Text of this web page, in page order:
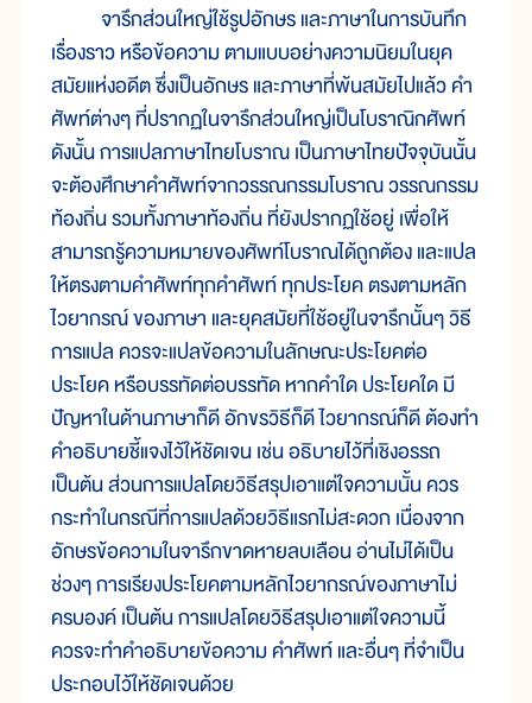
จารึกส่วนใหญ่ใช้รูปอักษร และภาษาในการบันทึก
เรื่องราว หรือข้อความ ตามแบบอย่างความนิยมในยุค
สมัยแห่งอดีต ซึ่งเป็นอักษร และภาษาที่พ้นสมัยไปแล้ว คำ
ศัพท์ต่างๆ ที่ปรากฏในจารึกส่วนใหญ่เป็นโบราณิกศัพท์
ดังนั้น การแปลภาษาไทยโบราณ เป็นภาษาไทยปัจจุบันนั้น
จะต้องศึกษาคำศัพท์จากวรรณกรรมโบราณ วรรณกรรม
ท้องถิ่น รวมทั้งภาษาท้องถิ่น ที่ยังปรากฏใช้อยู่ เพื่อให้
สามารถรู้ความหมายของศัพท์โบราณได้ถูกต้อง และแปล
ให้ตรงตามคำศัพท์ทุกคำศัพท์ ทุกประโยค ตรงตามหลัก
ไวยากรณ์ ของภาษา และยุคสมัยที่ใช้อยู่ในจารึกนั้นๆ วิธี
การแปล ควรจะแปลข้อความในลักษณะประโยคต่อ
ประโยค หรือบรรทัดต่อบรรทัด หากคำใด ประโยคใด มี
ปัญหาในด้านภาษาก็ดี อักขรวิธีก็ดี ไวยากรณ์ก็ดี ต้องทำ
คำอธิบายชี้แจงไว้ให้ชัดเจน เช่น อธิบายไว้ที่เชิงอรรถ
เป็นต้น ส่วนการแปลโดยวิธีสรุปเอาแต่ใจความนั้น ควร
กระทำในกรณีที่การแปลด้วยวิธีแรกไม่สะดวก เนื่องจาก
อักษรข้อความในจารึกขาดหายลบเลือน อ่านไม่ได้เป็น
ช่วงๆ การเรียงประโยคตามหลักไวยากรณ์ของภาษาไม่
ครบองค์ เป็นต้น การแปลโดยวิธีสรุปเอาแต่ใจความนี้
ควรจะทำคำอธิบายข้อความ คำศัพท์ และอื่นๆ ที่จำเป็น
ประกอบไว้ให้ชัดเจนด้วย